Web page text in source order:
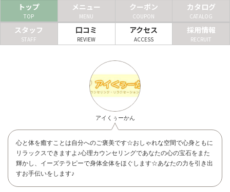
リラクゼーションサロン
美容クリニック
トップ
TOP
メニュー
MENU
クーポン
COUPON
カタログ
CATALOG
スタッフ
STAFF
口コミ
REVIEW
アクセス
ACCESS
採用情報
RECRUIT
アイくぅーかん
心と体を癒すことは自分へのご褒美です☆おしゃれな空間で心身ともに
リラックスできますよ♪心理カウンセリングであなたの心の宝石をまた
輝かし、イーズテラピーで身体全体をほぐします☆あなたの力を引き出
すお手伝いをします♪